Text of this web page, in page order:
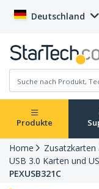
Deutschland
Produkte
Home
Zusatzkarten
USB 3.0 Karten und
PEXUSB321C